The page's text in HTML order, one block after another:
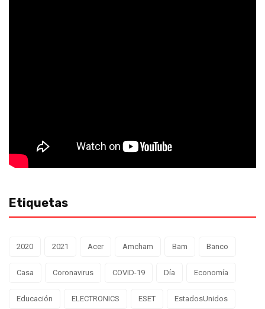
Etiquetas
2020 2021 Acer Amcham Bam Banco
Casa Coronavirus COVID-19 Día Economía
Educación ELECTRONICS ESET EstadosUnidos